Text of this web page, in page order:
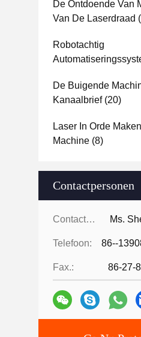
De Ontdoende Van
Van De Laserdraad
Robotachtig
De Buigende
Kanaalbrief(20)
Laser In Orde
Machine (8)
Contactpersonen
Contactpersonen: Ms.
Telefoon: 86--
Fax.: 86-27-